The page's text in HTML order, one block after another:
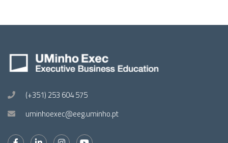
(+351) 253 604 575
uminhoexec@eeg.uminho.pt